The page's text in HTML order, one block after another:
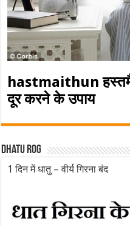
hastmaithun
दूर करने के उपाय
Dhatu rog
1 दिन में धातु – वीर्य गिरना बंद